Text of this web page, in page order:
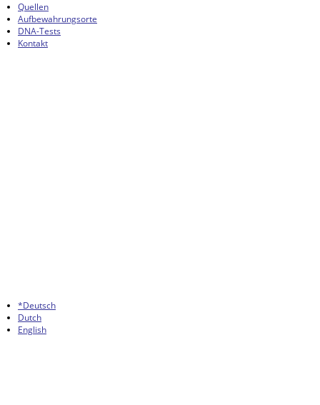
Quellen
Aufbewahrungsorte
DNA-Tests
Kontakt
*Deutsch
Dutch
English